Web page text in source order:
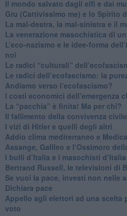
​Il mondo salvato dagli elfi e dai
Gru (Cattivissimo me) e lo Spirito
​La mal-destra, la mal-sinistra e il
​La venerazione masochistica di
​L’eco-nazismo e le idee-forma
noi
​Le radici “culturali”
Le radici dell’ecofascismo: la
Andiamo verso l’ecofascismo?
I costi economici dell’emergenza
​La “pacchia” è finita! Ma per chi?
​Il fallimento della convivenza civile
​I vizi di Hitler e quelli degli altri
Addio clima mediterraneo e
​Assange, Galileo e l’Ossimoro
​I bulli d’Italia e i masochisti d’Italia
​Bertrand Russell, le televisioni di
​Se vuoi la pace, investi non nelle
​Dichiara pace
​Appello agli elettori ad una scelta
voto